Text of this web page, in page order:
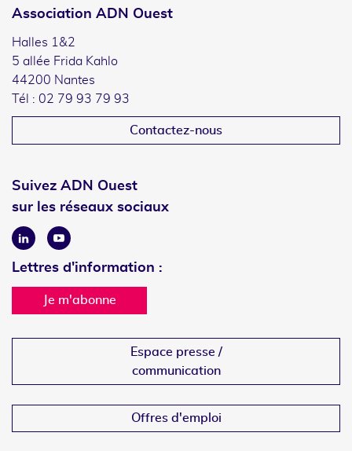
Association ADN Ouest
Halles 1&2
5 allée Frida Kahlo
44200 Nantes
Tél : 02 79 93 79 93
Contactez-nous
Suivez ADN Ouest
sur les réseaux sociaux
LinkedinYoutube
Lettres d'information :
Je m'abonne
Espace presse /
communication
Offres d'emploi